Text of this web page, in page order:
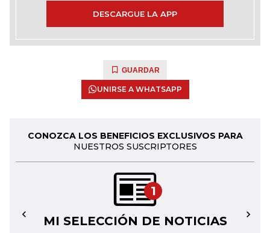
DESCARGUE LA APP
GUARDAR
UNIRSE A WHATSAPP
CONOZCA LOS BENEFICIOS EXCLUSIVOS PARA
NUESTROS SUSCRIPTORES
1
MI SELECCIÓN DE NOTICIAS
← →